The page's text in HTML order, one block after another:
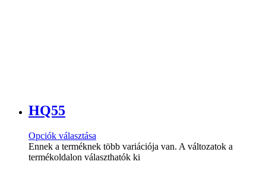
HQ55
Opciók választása
Ennek a terméknek több variációja van. A változatok a
termékoldalon választhatók ki